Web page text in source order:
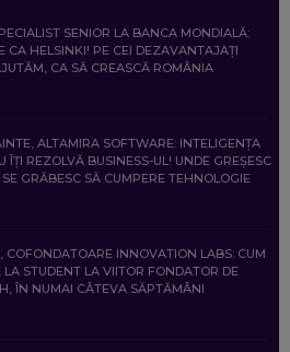
SENIOR LA BANCA MONDIALĂ:
CA HELSINKI! PE CEI DEZAVANTAJAȚI
CA SĂ CREASCĂ ROMÂNIA
ALTAMIRA SOFTWARE: INTELIGENȚA
ÎȚI REZOLVĂ BUSINESS-UL! UNDE GREȘESC
GRĂBESC SĂ CUMPERE TEHNOLOGIE
COFONDATOARE INNOVATION LABS: CUM
LA STUDENT LA VIITOR FONDATOR DE
ÎN NUMAI CÂTEVA SĂPTĂMÂNI